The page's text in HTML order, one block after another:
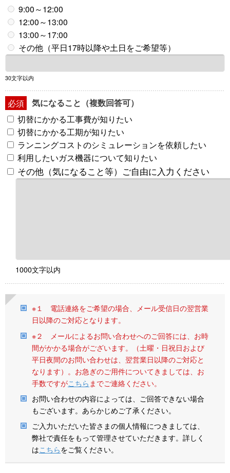
9:00～12:00
12:00～13:00
13:00～17:00
その他（平日17時以降や土日をご希望等）
30文字以内
必須 気になること（複数回答可）
切替にかかる工事費が知りたい
切替にかかる工期が知りたい
ランニングコストのシミュレーションを依頼したい
利用したいガス機器について知りたい
その他（気になること等）ご自由に入力ください
1000文字以内
※１ 電話連絡をご希望の場合、メール受信日の翌営業
日以降のご対応となります。
※２ メールによるお問い合わせへのご回答には、お時
間がかかる場合がございます。（土曜・日祝日および
平日夜間のお問い合わせは、翌営業日以降のご対応と
なります）。お急ぎのご用件についてきましては、お
手数ですがこちら までご連絡ください。
お問い合わせの内容によっては、ご回答できない場合
もございます。あらかじめご了承ください。
ご入力いただいた皆さまの個人情報につきましては、
弊社で責任をもって管理させていただきます。詳しく
はこちらをご覧ください。